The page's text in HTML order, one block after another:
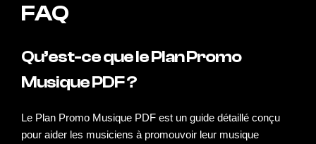
FAQ
Qu’est-ce que le Plan Promo
Musique PDF ?
Le Plan Promo Musique PDF est un guide détaillé conçu
pour aider les musiciens à promouvoir leur musique